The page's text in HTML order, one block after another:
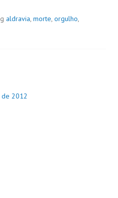
aldravia, morte, orgulho,
2012